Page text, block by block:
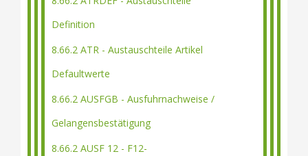
Definition
8.66.2 ATR - Austauschteile Artikel
Defaultwerte
8.66.2 AUSFGB - Ausfuhrnachweise /
Gelangensbestätigung
8.66.2 AUSF 12 - F12-